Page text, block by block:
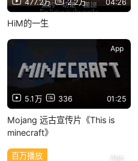
477.2万 2.2万 04:26
HiM的一生
5.1万 336 01:25
App
Mojang 远古宣传片《This is
minecraft》
百万播放 App